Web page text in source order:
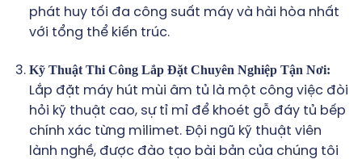
phát huy tối đa công suất máy và hài hòa nhất
với tổng thể kiến trúc.
Kỹ Thuật Thi Công Lắp Đặt Chuyên Nghiệp Tận Nơi:
Lắp đặt máy hút mùi âm tủ là một công việc đòi
hỏi kỹ thuật cao, sự tỉ mỉ để khoét gỗ đáy tủ bếp
chính xác từng milimet. Đội ngũ kỹ thuật viên
lành nghề, được đào tạo bài bản của chúng tôi